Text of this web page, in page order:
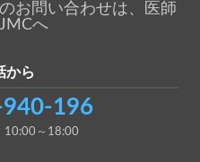
お問い合わせは、医師
へ
から
196
10:00～18:00